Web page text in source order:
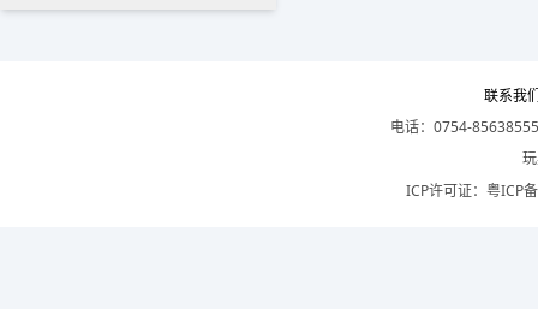
联系我
电话：0754-
ICP许可证： 粤ICP